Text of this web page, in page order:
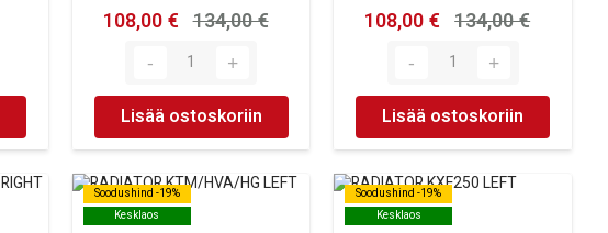
108,00 € 134,00 €
Lisää ostoskoriin
108,00 € 134,00 €
Lisää ostoskoriin
Soodushind -19%
Kesklaos
Soodushind -19%
Kesklaos
Soodushind -19%
Kesklaos
Soodushind -19%
Kesklaos